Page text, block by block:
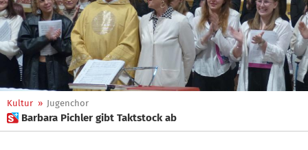
Kultur » Jugenchor
 Barbara Pichler gibt Taktstock ab